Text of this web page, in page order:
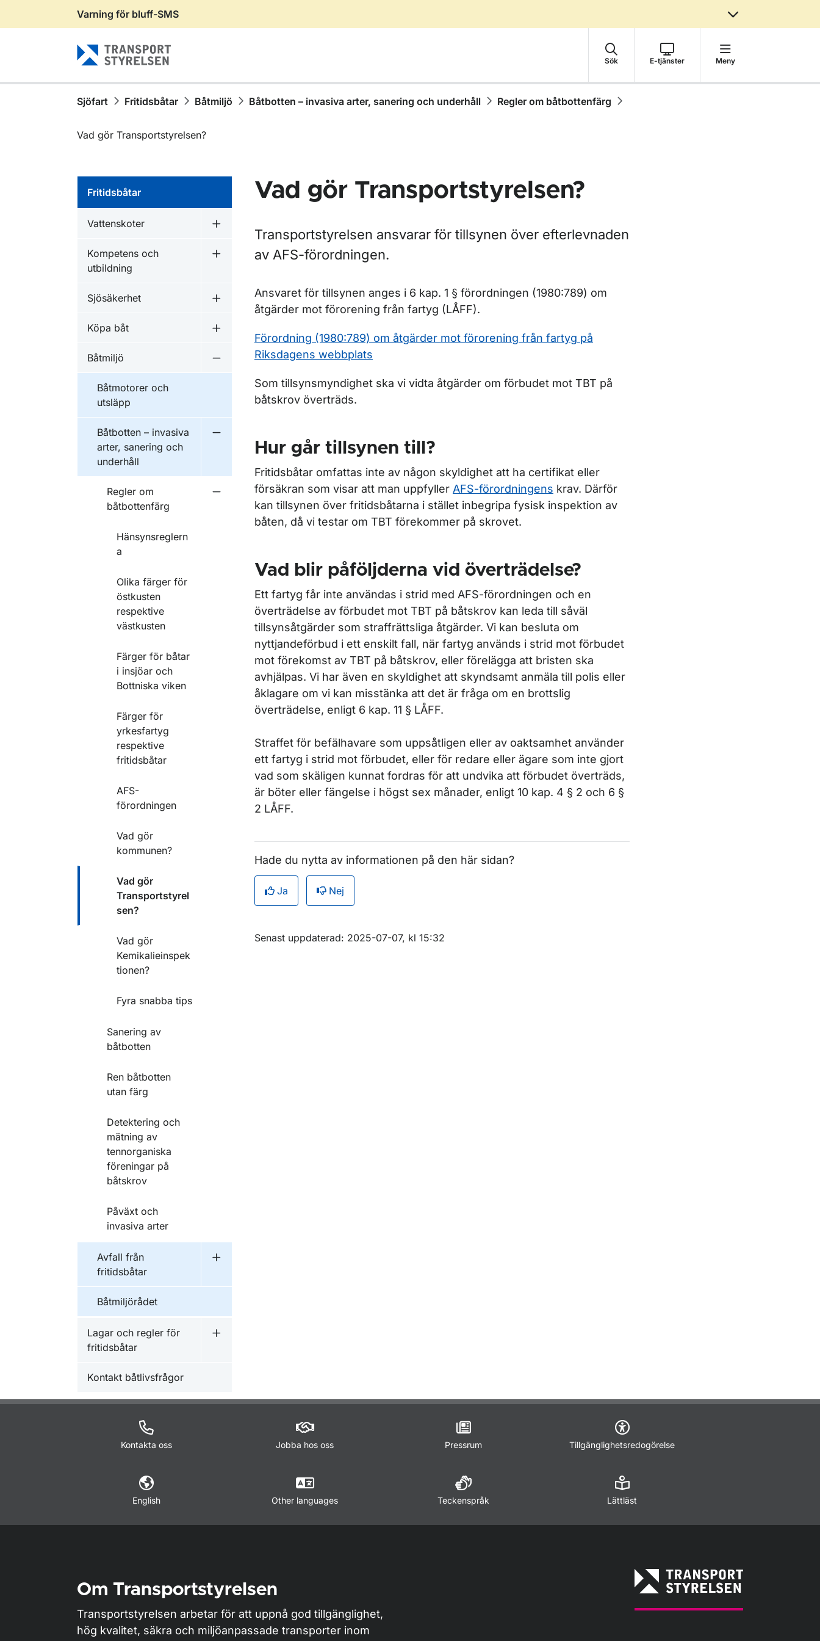
Gå till sidans innehåll
Varning för bluff-SMS
Sök E-tjänster Meny
Sjöfart Fritidsbåtar Båtmiljö Båtbotten – invasiva arter, sanering och underhåll Regler om båtbottenfärg
Vad gör Transportstyrelsen?
Fritidsbåtar
Vattenskoter
Undermeny för Vattenskoter
Kompetens och
utbildning
Undermeny för Kompetens och utbildning
Sjösäkerhet
Undermeny för Sjösäkerhet
Köpa båt
Undermeny för Köpa båt
Båtmiljö
Undermeny för Båtmiljö
Båtmotorer och
utsläpp
Båtbotten – invasiva
arter, sanering och
underhåll
Undermeny för Båtbotten – invasiva arter, sanering och underhåll
Regler om
båtbottenfärg
Undermeny för Regler om båtbottenfärg
Hänsynsreglern
a
Olika färger för
östkusten
respektive
västkusten
Färger för båtar
i insjöar och
Bottniska viken
Färger för
yrkesfartyg
respektive
fritidsbåtar
AFS-
förordningen
Vad gör
kommunen?
Vad gör
Transportstyrel
sen?
Vad gör
Kemikalieinspek
tionen?
Fyra snabba tips
Sanering av
båtbotten
Ren båtbotten
utan färg
Detektering och
mätning av
tennorganiska
föreningar på
båtskrov
Påväxt och
invasiva arter
Avfall från
fritidsbåtar
Undermeny för Avfall från fritidsbåtar
Båtmiljörådet
Lagar och regler för
fritidsbåtar
Undermeny för Lagar och regler för fritidsbåtar
Kontakt båtlivsfrågor
Vad gör Transportstyrelsen?
Transportstyrelsen ansvarar för tillsynen över efterlevnaden
av AFS-förordningen.
Ansvaret för tillsynen anges i 6 kap. 1 § förordningen (1980:789) om
åtgärder mot förorening från fartyg (LÅFF).
Förordning (1980:789) om åtgärder mot förorening från fartyg på
Riksdagens webbplats
Som tillsynsmyndighet ska vi vidta åtgärder om förbudet mot TBT på
båtskrov överträds.
Hur går tillsynen till?
Fritidsbåtar omfattas inte av någon skyldighet att ha certifikat eller
försäkran som visar att man uppfyller AFS-förordningens krav. Därför
kan tillsynen över fritidsbåtarna i stället inbegripa fysisk inspektion av
båten, då vi testar om TBT förekommer på skrovet.
Vad blir påföljderna vid överträdelse?
Ett fartyg får inte användas i strid med AFS-förordningen och en
överträdelse av förbudet mot TBT på båtskrov kan leda till såväl
tillsynsåtgärder som straffrättsliga åtgärder. Vi kan besluta om
nyttjandeförbud i ett enskilt fall, när fartyg används i strid mot förbudet
mot förekomst av TBT på båtskrov, eller förelägga att bristen ska
avhjälpas. Vi har även en skyldighet att skyndsamt anmäla till polis eller
åklagare om vi kan misstänka att det är fråga om en brottslig
överträdelse, enligt 6 kap. 11 § LÅFF.
Straffet för befälhavare som uppsåtligen eller av oaktsamhet använder
ett fartyg i strid mot förbudet, eller för redare eller ägare som inte gjort
vad som skäligen kunnat fordras för att undvika att förbudet överträds,
är böter eller fängelse i högst sex månader, enligt 10 kap. 4 § 2 och 6 §
2 LÅFF.
Hade du nytta av informationen på den här sidan?
Ja Nej
Om sidan
Senast uppdaterad: 2025-07-07, kl 15:32
Kontakta oss Jobba hos oss Pressrum Tillgänglighetsredogörelse
English Other languages Teckenspråk Lättläst
Om Transportstyrelsen
Transportstyrelsen arbetar för att uppnå god tillgänglighet,
hög kvalitet, säkra och miljöanpassade transporter inom